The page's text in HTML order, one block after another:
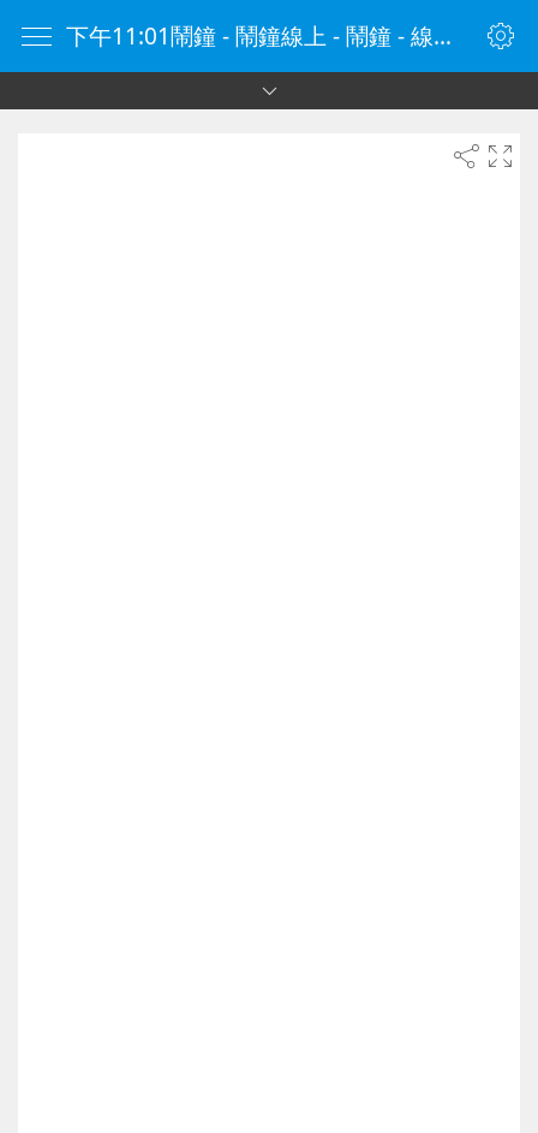
下午11:01鬧鐘 - 鬧鐘線上 - 鬧鐘 - 線上鬧鐘 - 在線鬧鐘 - 鬧鐘在線 - naozhong.tw